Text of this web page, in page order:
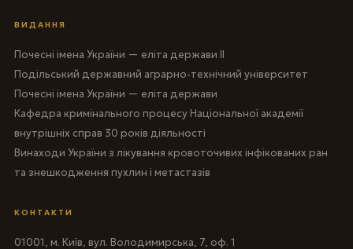
ВИДАННЯ
Почесні імена України — еліта держави II
Подільський державний аграрно-технічний університет
Почесні імена України — еліта держави
Кафедра кримінального процесу Національної академії
внутрішніх справ 30 років діяльності
Винаходи України з лікування кровоточивих інфікованих ран
та знешкодження пухлин і метастазів
КОНТАКТИ
01001, м. Київ, вул. Володимирська, 7, оф. 1